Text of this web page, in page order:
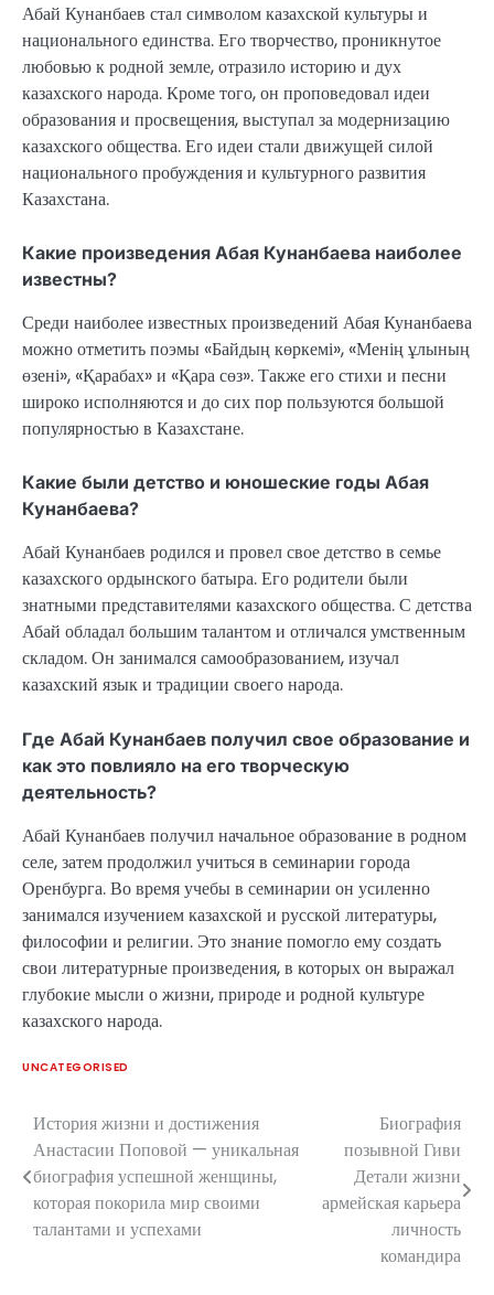
Абай Кунанбаев стал символом казахской культуры и
национального единства. Его творчество, проникнутое
любовью к родной земле, отразило историю и дух
казахского народа. Кроме того, он проповедовал идеи
образования и просвещения, выступал за модернизацию
казахского общества. Его идеи стали движущей силой
национального пробуждения и культурного развития
Казахстана.
Какие произведения Абая Кунанбаева наиболее
известны?
Среди наиболее известных произведений Абая Кунанбаева
можно отметить поэмы «Байдың көркемі», «Менің ұлының
өзені», «Қарабах» и «Қара сөз». Также его стихи и песни
широко исполняются и до сих пор пользуются большой
популярностью в Казахстане.
Какие были детство и юношеские годы Абая
Кунанбаева?
Абай Кунанбаев родился и провел свое детство в семье
казахского ордынского батыра. Его родители были
знатными представителями казахского общества. С детства
Абай обладал большим талантом и отличался умственным
складом. Он занимался самообразованием, изучал
казахский язык и традиции своего народа.
Где Абай Кунанбаев получил свое образование и
как это повлияло на его творческую
деятельность?
Абай Кунанбаев получил начальное образование в родном
селе, затем продолжил учиться в семинарии города
Оренбурга. Во время учебы в семинарии он усиленно
занимался изучением казахской и русской литературы,
философии и религии. Это знание помогло ему создать
свои литературные произведения, в которых он выражал
глубокие мысли о жизни, природе и родной культуре
казахского народа.
UNCATEGORISED
Навигация
по
записям
История жизни и достижения
Анастасии Поповой — уникальная
биография успешной женщины,
которая покорила мир своими
талантами и успехами
Биография
позывной Гиви
Детали жизни
армейская карьера
личность
командира